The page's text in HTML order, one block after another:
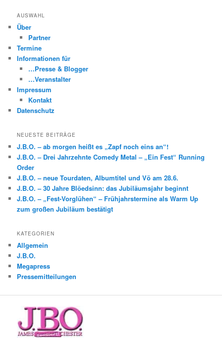
AUSWAHL
Über
Partner
Termine
Informationen für
…Presse & Blogger
…Veranstalter
Impressum
Kontakt
Datenschutz
NEUESTE BEITRÄGE
J.B.O. – ab morgen heißt es „Zapf noch eins an“!
J.B.O. – Drei Jahrzehnte Comedy Metal – „Ein Fest“ Running
Order
J.B.O. – neue Tourdaten, Albumtitel und Vö am 28.6.
J.B.O. – 30 Jahre Blöedsinn: das Jubiläumsjahr beginnt
J.B.O. – „Fest-Vorglühen“ – Frühjahrstermine als Warm Up
zum großen Jubiläum bestätigt
KATEGORIEN
Allgemein
J.B.O.
Megapress
Pressemitteilungen